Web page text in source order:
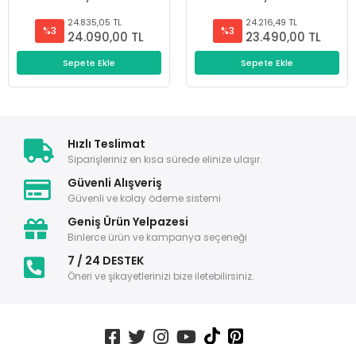
%3
24.835,05 TL
24.090,00 TL
Sepete Ekle
%3
24.216,49 TL
23.490,00 TL
Sepete Ekle
Hızlı Teslimat
Siparişleriniz en kısa sürede elinize ulaşır.
Güvenli Alışveriş
Güvenli ve kolay ödeme sistemi
Geniş Ürün Yelpazesi
Binlerce ürün ve kampanya seçeneği
7 / 24 DESTEK
Öneri ve şikayetlerinizi bize iletebilirsiniz.